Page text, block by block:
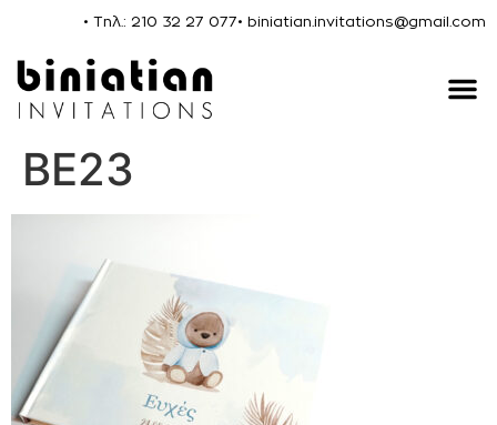
• Τηλ.: 210 32 27 077• biniatian.invitations@gmail.com
BE23